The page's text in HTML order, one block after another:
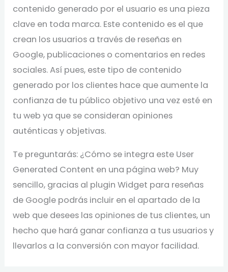
contenido generado por el usuario es una pieza
clave en toda marca. Este contenido es el que
crean los usuarios a través de reseñas en
Google, publicaciones o comentarios en redes
sociales. Así pues, este tipo de contenido
generado por los clientes hace que aumente la
confianza de tu público objetivo una vez esté en
tu web ya que se consideran opiniones
auténticas y objetivas.
Te preguntarás: ¿Cómo se integra este User
Generated Content en una página web? Muy
sencillo, gracias al plugin Widget para reseñas
de Google podrás incluir en el apartado de la
web que desees las opiniones de tus clientes, un
hecho que hará ganar confianza a tus usuarios y
llevarlos a la conversión con mayor facilidad.